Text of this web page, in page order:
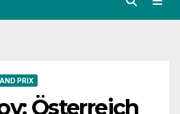
PRIX
Österreich